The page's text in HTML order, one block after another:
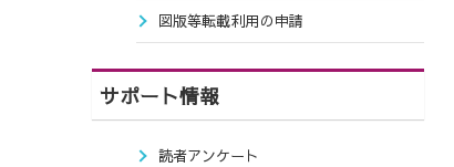
図版等転載利用の申請
サポート情報
読者アンケート